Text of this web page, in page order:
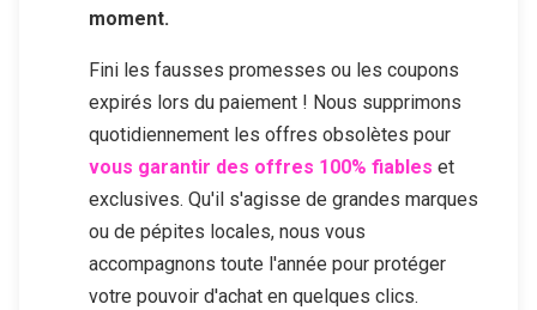
moment.
Fini les fausses promesses ou les coupons
expirés lors du paiement ! Nous supprimons
quotidiennement les offres obsolètes pour
vous garantir des offres 100% fiables et
exclusives. Qu'il s'agisse de grandes marques
ou de pépites locales, nous vous
accompagnons toute l'année pour protéger
votre pouvoir d'achat en quelques clics.